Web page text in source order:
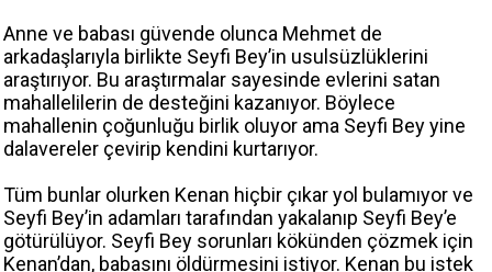
Anne ve babası güvende olunca Mehmet de
arkadaşlarıyla birlikte Seyfi Bey’in usulsüzlüklerini
araştırıyor. Bu araştırmalar sayesinde evlerini satan
mahallelilerin de desteğini kazanıyor. Böylece
mahallenin çoğunluğu birlik oluyor ama Seyfi Bey yine
dalavereler çevirip kendini kurtarıyor.
Tüm bunlar olurken Kenan hiçbir çıkar yol bulamıyor ve
Seyfi Bey’in adamları tarafından yakalanıp Seyfi Bey’e
götürülüyor. Seyfi Bey sorunları kökünden çözmek için
Kenan’dan, babasını öldürmesini istiyor. Kenan bu istek